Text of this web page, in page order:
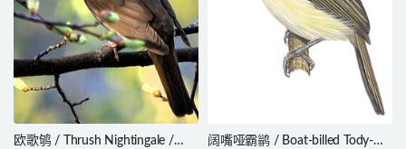
欧歌鸲 / Thrush Nightingale /
阔嘴哑霸鹟 / Boat-billed Tody-